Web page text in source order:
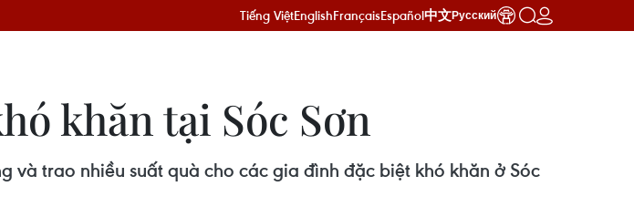
Tiếng ViệtEnglishFrançaisEspañol中文Русский
khăn tại Sóc Sơn
và trao nhiều suất quà cho các gia đình đặc biệt khó khăn ở Sóc